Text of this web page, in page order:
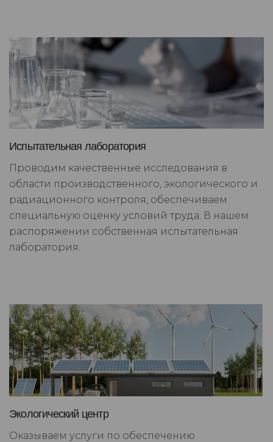
Испытательная лаборатория
Проводим качественные исследования в
области производственного, экологического и
радиационного контроля, обеспечиваем
специальную оценку условий труда. В нашем
распоряжении собственная испытательная
лаборатория.
Экологический центр
Оказываем услуги по обеспечению